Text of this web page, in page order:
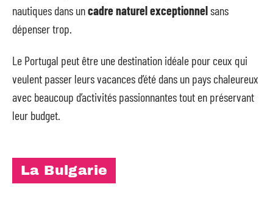
nautiques dans uncadre naturel exceptionnelsans
dépenser trop.
Le Portugal peut être une destination idéale pour ceux qui
veulent passer leurs vacances d’été dans un pays chaleureux
avec beaucoup d’activités passionnantes tout en préservant
leur budget.
La Bulgarie